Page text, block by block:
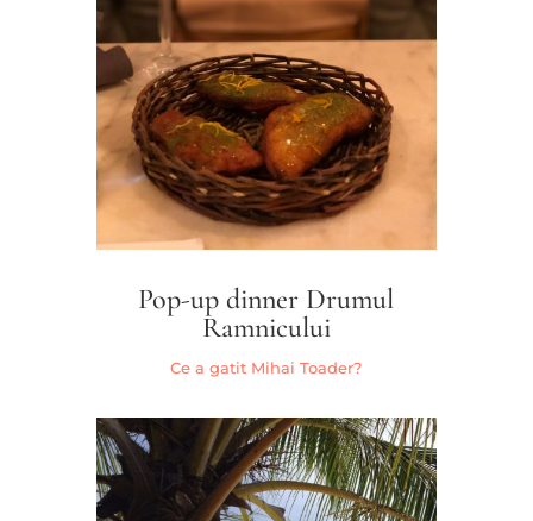
Pop-up dinner Drumul
Ramnicului
Ce a gatit Mihai Toader?